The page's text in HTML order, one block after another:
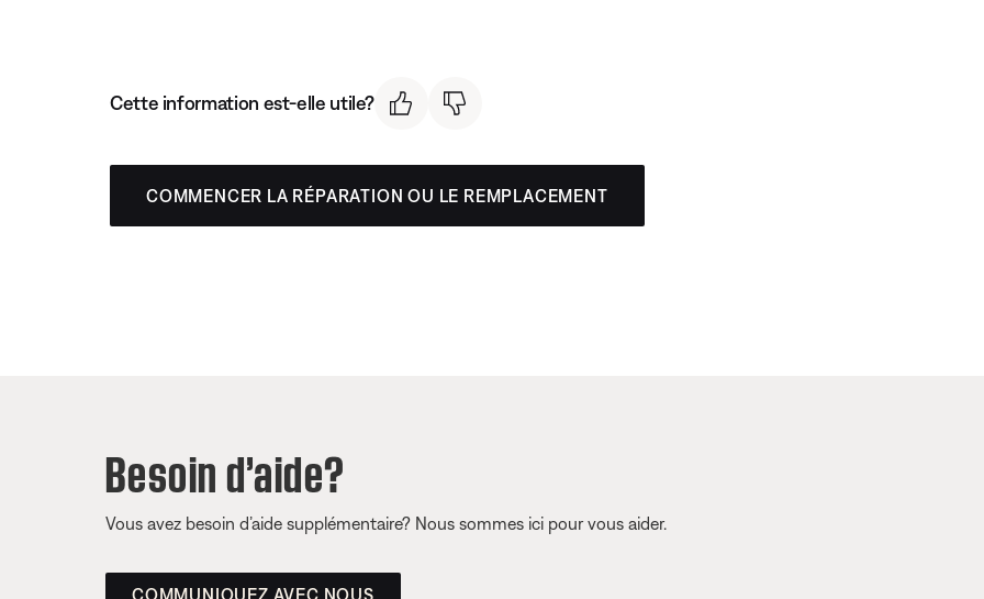
Cette information est-elle utile?
COMMENCER LA RÉPARATION OU LE REMPLACEMENT
Besoin d’aide?
Vous avez besoin d’aide supplémentaire? Nous sommes ici pour vous aider.
COMMUNIQUEZ AVEC NOUS